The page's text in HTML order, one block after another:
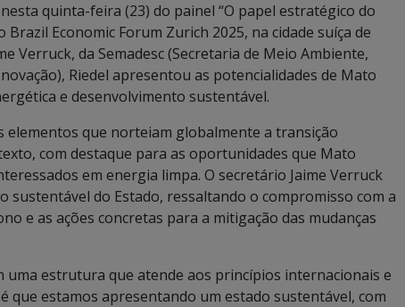
quinta-feira (23) do painel “O papel estratégico do
Economic Forum Zurich 2025, na cidade suíça de
Verruck, da Semadesc (Secretaria de Meio Ambiente,
Riedel apresentou as potencialidades de Mato
e desenvolvimento sustentável.
que norteiam globalmente a transição
com destaque para as oportunidades que Mato
em energia limpa. O secretário Jaime Verruck
do Estado, ressaltando o compromisso com a
e as ações concretas para a mitigação das mudanças
uma estrutura que atende aos princípios internacionais e
que estamos apresentando um estado sustentável, com